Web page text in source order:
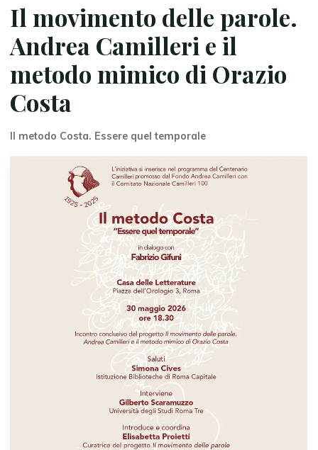
Il movimento delle parole.
Andrea Camilleri e il
metodo mimico di Orazio
Costa
Il metodo Costa. Essere quel temporale